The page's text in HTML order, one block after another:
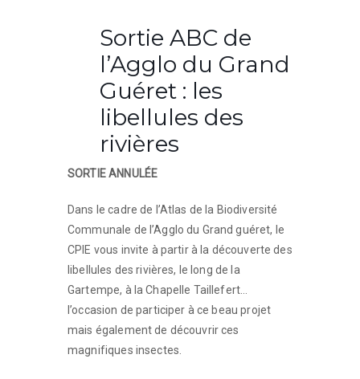
Sortie ABC de
l’Agglo du Grand
Guéret : les
libellules des
rivières
SORTIE ANNULÉE
Dans le cadre de l’Atlas de la Biodiversité
Communale de l’Agglo du Grand guéret, le
CPIE vous invite à partir à la découverte des
libellules des rivières, le long de la
Gartempe, à la Chapelle Taillefert…
l’occasion de participer à ce beau projet
mais également de découvrir ces
magnifiques insectes.